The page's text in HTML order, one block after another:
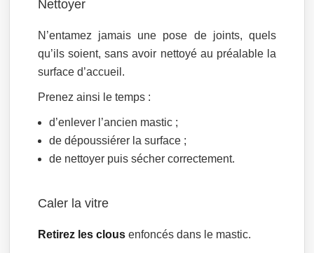
Nettoyer
N’entamez jamais une pose de joints, quels
qu’ils soient, sans avoir nettoyé au préalable la
surface d’accueil.
Prenez ainsi le temps :
d’enlever l’ancien mastic ;
de dépoussiérer la surface ;
de nettoyer puis sécher correctement.
Caler la vitre
Retirez les clous enfoncés dans le mastic.